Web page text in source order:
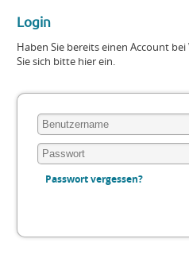
Login
Haben Sie bereits einen Account bei
Sie sich bitte hier ein.
Passwort vergessen?